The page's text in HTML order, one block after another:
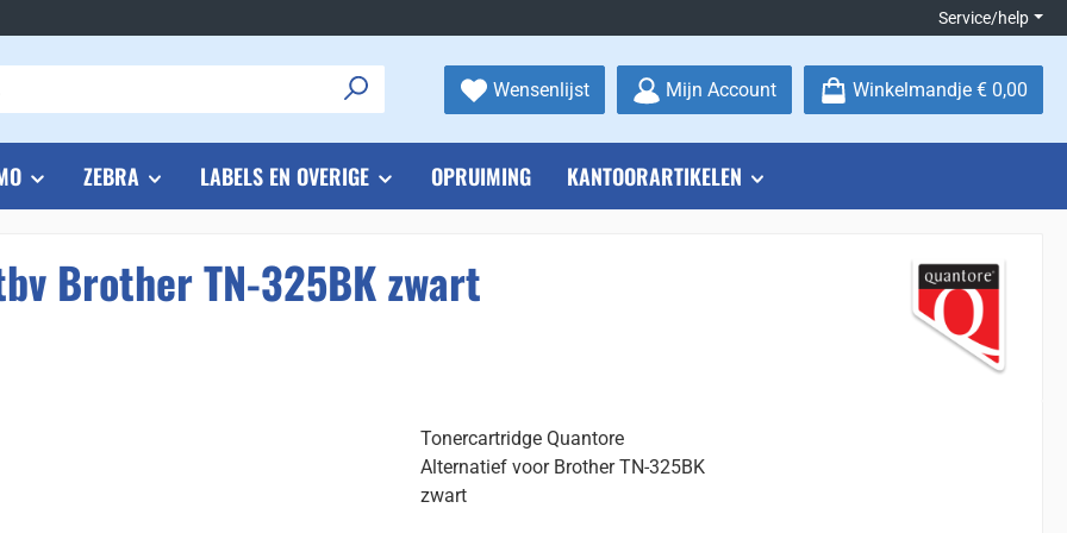
Service/help
WensenlijstJe hebt 0 items op je verlanglijstje
Mijn Account Winkelmandje € 0,00
ZEBRA LABELS EN OVERIGE OPRUIMING KANTOORARTIKELEN
Brother TN-325BK zwart
Tonercartridge Quantore
Alternatief voor Brother TN-325BK
zwart